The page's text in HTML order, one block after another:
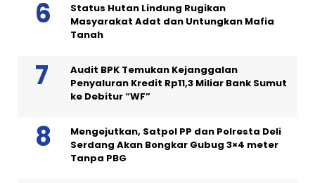
Status Hutan Lindung Rugikan
Masyarakat Adat dan Untungkan Mafia
Tanah
Audit BPK Temukan Kejanggalan
Penyaluran Kredit Rp11,3 Miliar Bank Sumut
ke Debitur “WF”
Mengejutkan, Satpol PP dan Polresta Deli
Serdang Akan Bongkar Gubug 3×4 meter
Tanpa PBG